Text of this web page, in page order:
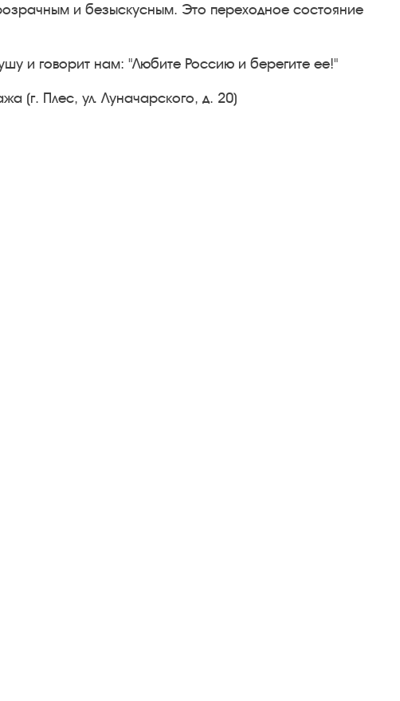
и безыскусным. Это переходное состояние
и говорит нам: "Любите Россию и берегите ее!"
(г. Плес, ул. Луначарского, д. 20)